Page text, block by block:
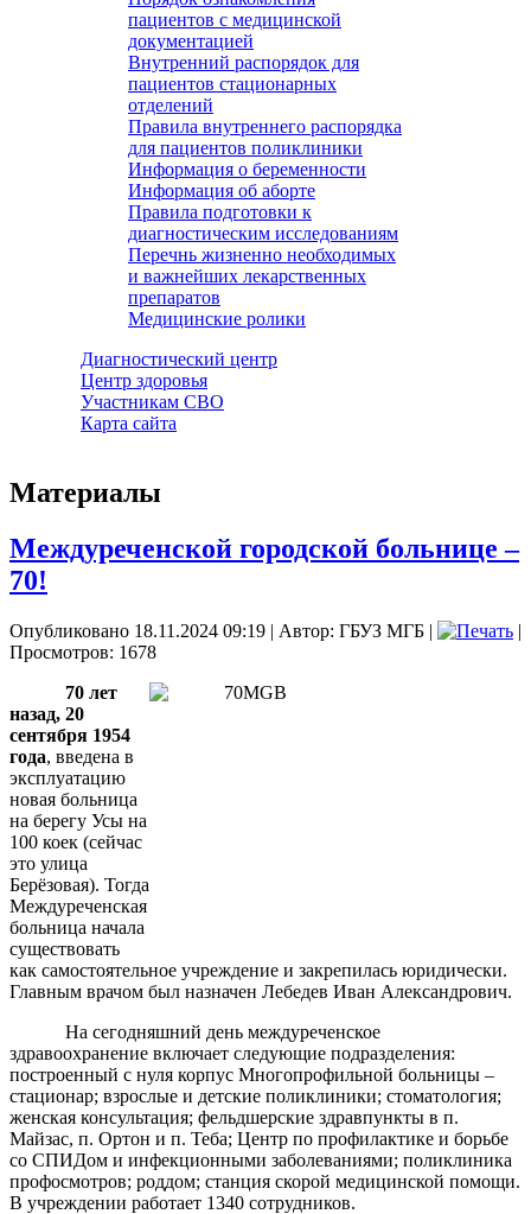
пациентов с медицинской
документацией
Внутренний распорядок для
пациентов стационарных
отделений
Правила внутреннего распорядка
для пациентов поликлиники
Информация о беременности
Информация об аборте
Правила подготовки к
диагностическим исследованиям
Перечнь жизненно необходимых
и важнейших лекарственных
препаратов
Медицинские ролики
Диагностический центр
Центр здоровья
Участникам СВО
Карта сайта
Материалы
Междуреченской городской больнице –
70!
Опубликовано 18.11.2024 09:19 | Автор: ГБУЗ МГБ |
|
Просмотров: 1678
70 лет
назад, 20
сентября 1954
года, введена в
эксплуатацию
новая больница
на берегу Усы на
100 коек (сейчас
это улица
Берёзовая). Тогда
Междуреченская
больница начала
существовать
как самостоятельное учреждение и закрепилась юридически.
Главным врачом был назначен Лебедев Иван Александрович.
На сегодняшний день междуреченское
здравоохранение включает следующие подразделения:
построенный с нуля корпус Многопрофильной больницы –
стационар; взрослые и детские поликлиники; стоматология;
женская консультация; фельдшерские здравпункты в п.
Майзас, п. Ортон и п. Теба; Центр по профилактике и борьбе
со СПИДом и инфекционными заболеваниями; поликлиника
профосмотров; роддом; станция скорой медицинской помощи.
В учреждении работает 1340 сотрудников.